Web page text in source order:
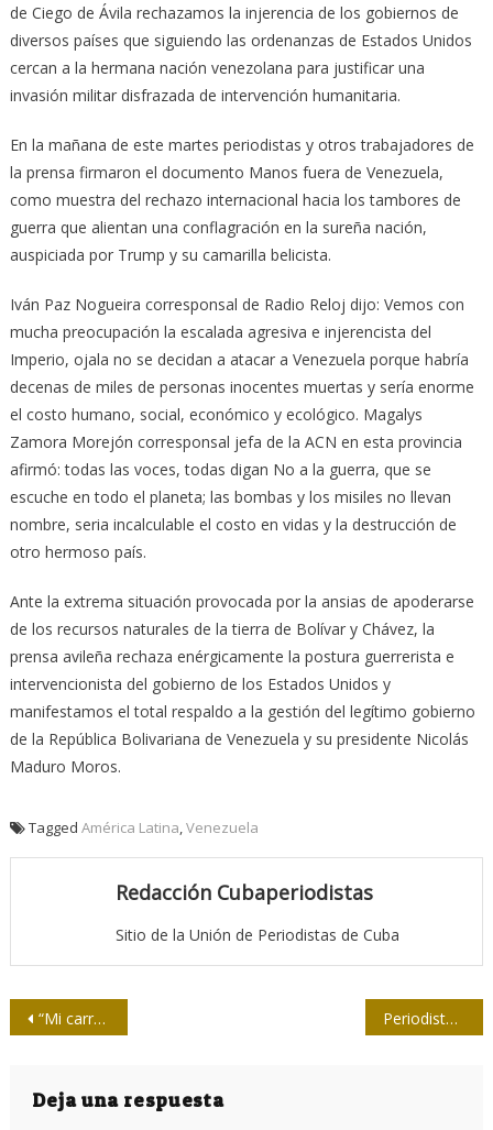
de Ciego de Ávila rechazamos la injerencia de los gobiernos de
diversos países que siguiendo las ordenanzas de Estados Unidos
cercan a la hermana nación venezolana para justificar una
invasión militar disfrazada de intervención humanitaria.
En la mañana de este martes periodistas y otros trabajadores de
la prensa firmaron el documento Manos fuera de Venezuela,
como muestra del rechazo internacional hacia los tambores de
guerra que alientan una conflagración en la sureña nación,
auspiciada por Trump y su camarilla belicista.
Iván Paz Nogueira corresponsal de Radio Reloj dijo: Vemos con
mucha preocupación la escalada agresiva e injerencista del
Imperio, ojala no se decidan a atacar a Venezuela porque habría
decenas de miles de personas inocentes muertas y sería enorme
el costo humano, social, económico y ecológico. Magalys
Zamora Morejón corresponsal jefa de la ACN en esta provincia
afirmó: todas las voces, todas digan No a la guerra, que se
escuche en todo el planeta; las bombas y los misiles no llevan
nombre, seria incalculable el costo en vidas y la destrucción de
otro hermoso país.
Ante la extrema situación provocada por la ansias de apoderarse
de los recursos naturales de la tierra de Bolívar y Chávez, la
prensa avileña rechaza enérgicamente la postura guerrerista e
intervencionista del gobierno de los Estados Unidos y
manifestamos el total respaldo a la gestión del legítimo gobierno
de la República Bolivariana de Venezuela y su presidente Nicolás
Maduro Moros.
Tagged América Latina,Venezuela
Redacción Cubaperiodistas
Sitio de la Unión de Periodistas de Cuba
Navegación
entradas
“Mi carrera literaria está muy comprometida con mi oficio de periodista” Periodistas cubanos ratifican apoyo a Venezuela y llaman al Sí por la Constitución
Deja una respuesta